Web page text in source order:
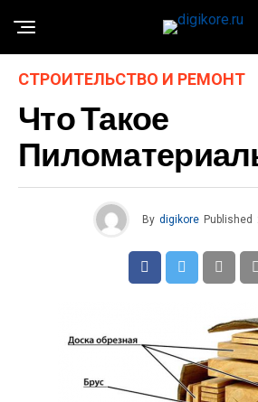
СТРОИТЕЛЬСТВО И РЕМОНТ
Что Такое
By digikore Published